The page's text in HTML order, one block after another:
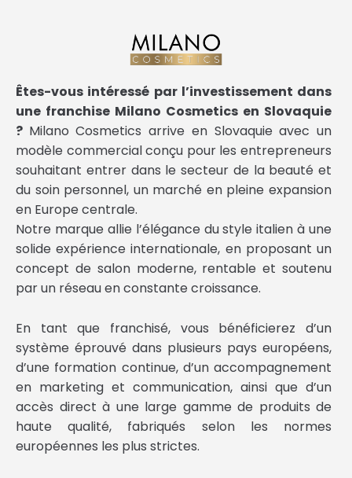
Êtes-vous intéressé par l’investissement dans
une franchise Milano Cosmetics en Slovaquie
? Milano Cosmetics arrive en Slovaquie avec un
modèle commercial conçu pour les entrepreneurs
souhaitant entrer dans le secteur de la beauté et
du soin personnel, un marché en pleine expansion
en Europe centrale.
Notre marque allie l’élégance du style italien à une
solide expérience internationale, en proposant un
concept de salon moderne, rentable et soutenu
par un réseau en constante croissance.
En tant que franchisé, vous bénéficierez d’un
système éprouvé dans plusieurs pays européens,
d’une formation continue, d’un accompagnement
en marketing et communication, ainsi que d’un
accès direct à une large gamme de produits de
haute qualité, fabriqués selon les normes
européennes les plus strictes.